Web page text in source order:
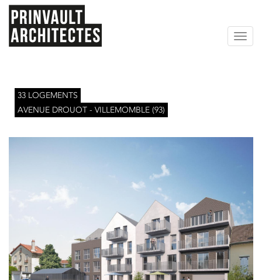
contenu
33 LOGEMENTS
AVENUE DROUOT - VILLEMOMBLE (93)